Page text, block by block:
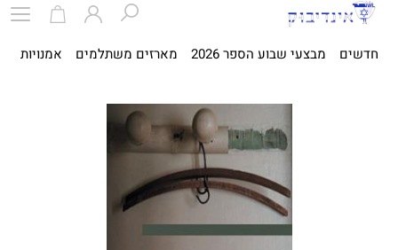
חדשים מבצעי שבוע הספר 2026 מארזים משתלמים אמנויות